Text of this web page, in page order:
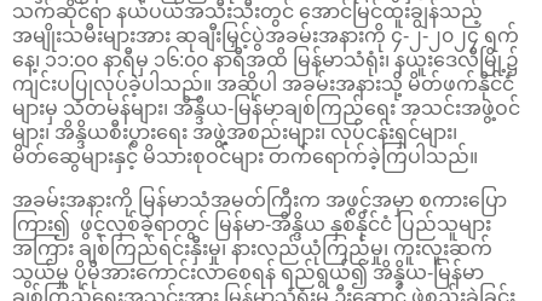
သက်ဆိုင်ရာ နယ်ပယ်အသီးသီးတွင် အောင်မြင်ထူးချွန်သည့်
အမျိုးသမီးများအား ဆုချီးမြှင့်ပွဲအခမ်းအနားကို ၄-၂-၂၀၂၄ ရက်
နေ့၊ ၁၁:၀၀ နာရီမှ ၁၆:၀၀ နာရီအထိ မြန်မာသံရုံး၊ နယူးဒေလီမြို့၌
ကျင်းပပြုလုပ်ခဲ့ပါသည်။ အဆိုပါ အခမ်းအနားသို့ မိတ်ဖက်နိုင်ငံ
များမှ သံတမန်များ၊ အိန္ဒိယ-မြန်မာချစ်ကြည်ရေး အသင်းအဖွဲ့ဝင်
များ၊ အိန္ဒိယစီးပွားရေး အဖွဲ့အစည်းများ၊ လုပ်ငန်းရှင်များ၊
မိတ်ဆွေများနှင့် မိသားစုဝင်များ တက်ရောက်ခဲ့ကြပါသည်။
အခမ်းအနားကို မြန်မာသံအမတ်ကြီးက အဖွင့်အမှာ စကားပြော
ကြား၍ ဖွင့်လှစ်ခဲ့ရာတွင် မြန်မာ-အိန္ဒိယ နှစ်နိုင်ငံ ပြည်သူများ
အကြား ချစ်ကြည်ရင်းနှီးမှု၊ နားလည်ယုံကြည်မှု၊ ကူးလူးဆက်
သွယ်မှု ပိုမိုအားကောင်းလာစေရန် ရည်ရွယ်၍ အိန္ဒိယ-မြန်မာ
ချစ်ကြည်ရေးအသင်းအား မြန်မာသံရုံးမှ ဦးဆောင် ဖွဲ့စည်းခဲ့ခြင်း